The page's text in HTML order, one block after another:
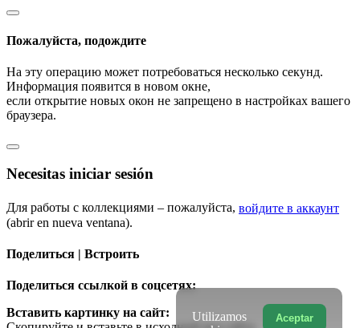
Пожалуйста, подождите
На эту операцию может потребоваться несколько секунд.
Информация появится в новом окне,
если открытие новых окон не запрещено в настройках вашего
браузера.
Necesitas iniciar sesión
Для работы с коллекциями – пожалуйста, войдите в аккаунт
(abrir en nueva ventana).
Поделиться | Встроить
Поделиться ссылкой в соцсетях:
Вставить картинку на сайт:
Aceptar
Utilizamos